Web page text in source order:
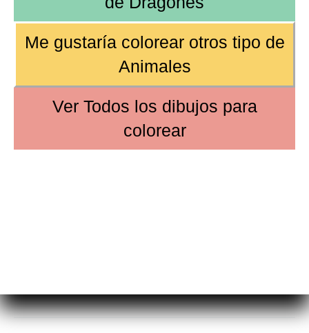
Me gustaría colorear otros tipo de
Animales
Ver Todos los dibujos para
colorear